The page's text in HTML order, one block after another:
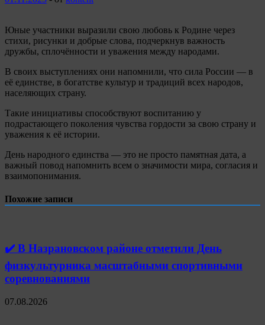
Юные участники выразили свою любовь к Родине через
стихи, рисунки и добрые слова, подчеркнув важность
дружбы, сплочённости и уважения между народами.
В своих выступлениях они напомнили, что сила России — в
её единстве, в богатстве культур и традиций всех народов,
населяющих страну.
Такие инициативы способствуют воспитанию у
подрастающего поколения чувства гордости за свою страну и
уважения к её истории.
День народного единства — это не просто памятная дата, а
важный повод напомнить всем о значимости мира, согласия и
взаимопонимания.
Похожие записи
✔️ В Назрановском районе отметили День
физкультурника масштабными спортивными
соревнованиями
07.08.2026